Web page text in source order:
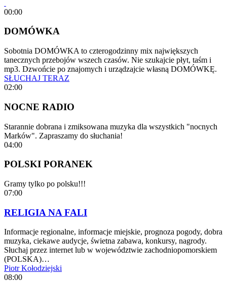
00:00
DOMÓWKA
Sobotnia DOMÓWKA to czterogodzinny mix największych
tanecznych przebojów wszech czasów. Nie szukajcie płyt, taśm i
mp3. Dzwońcie po znajomych i urządzajcie własną DOMÓWKĘ.
SŁUCHAJ TERAZ
02:00
NOCNE RADIO
Starannie dobrana i zmiksowana muzyka dla wszystkich "nocnych
Marków". Zapraszamy do słuchania!
04:00
POLSKI PORANEK
Gramy tylko po polsku!!!
07:00
RELIGIA NA FALI
Informacje regionalne, informacje miejskie, prognoza pogody, dobra
muzyka, ciekawe audycje, świetna zabawa, konkursy, nagrody.
Słuchaj przez internet lub w województwie zachodniopomorskiem
(POLSKA)…
Piotr Kołodziejski
08:00